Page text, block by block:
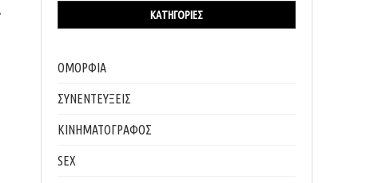
ΚΑΤΗΓΟΡΊΕΣ
ΟΜΟΡΦΙΑ
ΣΥΝΕΝΤΕΥΞΕΙΣ
ΚΙΝΗΜΑΤΟΓΡΑΦΟΣ
SEX